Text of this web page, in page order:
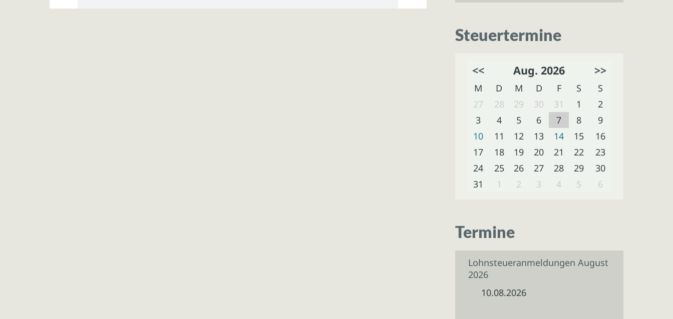
Steuertermine
<< Aug. 2026 >>
M D M D F S
S
27
28 29 30 31 1
2
3
4 5 6 7 8
9
10
11 12 13 14 15
16
17
18 19 20 21 22
23
24
25 26 27 28 29
30
31
1 2 3 4 5 6
Termine
Lohnsteueranmeldungen August
2026
10.08.2026